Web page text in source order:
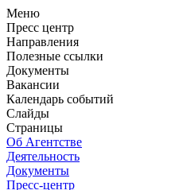
Меню
Пресс центр
Направления
Полезные ссылки
Документы
Вакансии
Календарь событий
Слайды
Страницы
Об Агентстве
Деятельность
Документы
Пресс-центр